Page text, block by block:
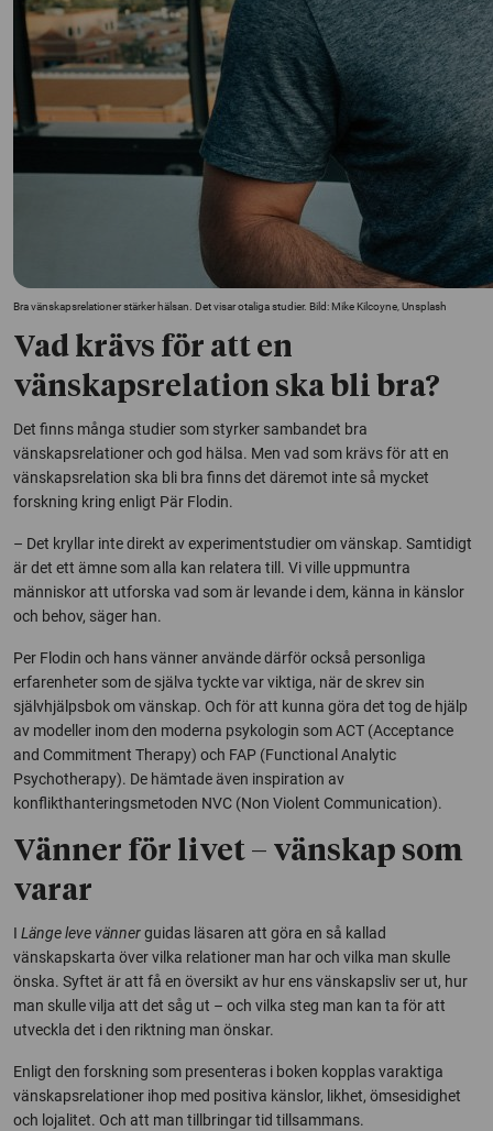
Bra vänskapsrelationer stärker hälsan. Det visar otaliga studier. Bild: Mike Kilcoyne, Unsplash
Vad krävs för att en
vänskapsrelation ska bli bra?
Det finns många studier som styrker sambandet bra
vänskapsrelationer och god hälsa. Men vad som krävs för att en
vänskapsrelation ska bli bra finns det däremot inte så mycket
forskning kring enligt Pär Flodin.
– Det kryllar inte direkt av experimentstudier om vänskap. Samtidigt
är det ett ämne som alla kan relatera till. Vi ville uppmuntra
människor att utforska vad som är levande i dem, känna in känslor
och behov, säger han.
Per Flodin och hans vänner använde därför också personliga
erfarenheter som de själva tyckte var viktiga, när de skrev sin
självhjälpsbok om vänskap. Och för att kunna göra det tog de hjälp
av modeller inom den moderna psykologin som ACT (Acceptance
and Commitment Therapy) och FAP (Functional Analytic
Psychotherapy). De hämtade även inspiration av
konflikthanteringsmetoden NVC (Non Violent Communication).
Vänner för livet – vänskap som
varar
I Länge leve vännerguidas läsaren att göra en så kallad
vänskapskarta över vilka relationer man har och vilka man skulle
önska. Syftet är att få en översikt av hur ens vänskapsliv ser ut, hur
man skulle vilja att det såg ut – och vilka steg man kan ta för att
utveckla det i den riktning man önskar.
Enligt den forskning som presenteras i boken kopplas varaktiga
vänskapsrelationer ihop med positiva känslor, likhet, ömsesidighet
och lojalitet. Och att man tillbringar tid tillsammans.